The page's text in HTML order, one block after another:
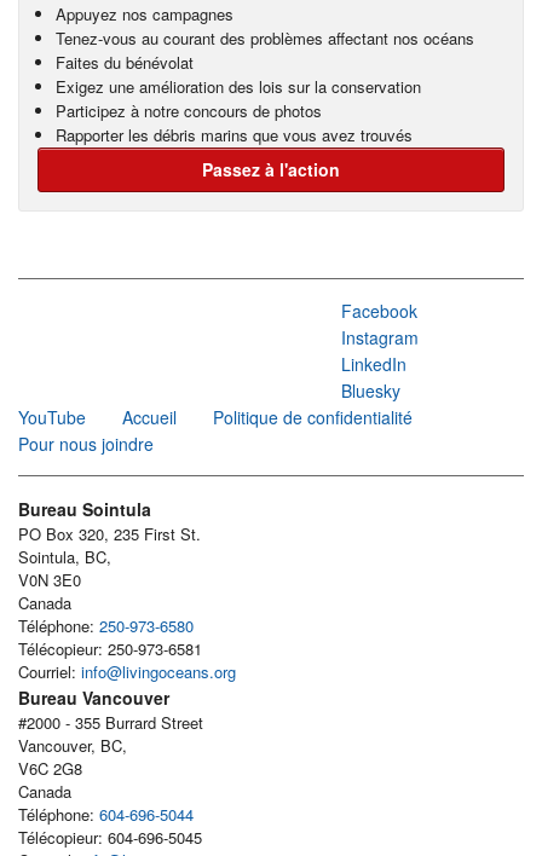
Appuyez nos campagnes
Tenez-vous au courant des problèmes affectant nos océans
Faites du bénévolat
Exigez une amélioration des lois sur la conservation
Participez à notre concours de photos
Rapporter les débris marins que vous avez trouvés
Passez à l'action
Facebook
Instagram
LinkedIn
Bluesky
YouTube
Accueil
Politique de confidentialité
Pour nous joindre
Bureau Sointula
PO Box 320, 235 First St.
Sointula, BC,
V0N 3E0
Canada
Téléphone: 250-973-6580
Télécopieur: 250-973-6581
Courriel: info@livingoceans.org
Bureau Vancouver
#2000 - 355 Burrard Street
Vancouver, BC,
V6C 2G8
Canada
Téléphone: 604-696-5044
Télécopieur: 604-696-5045